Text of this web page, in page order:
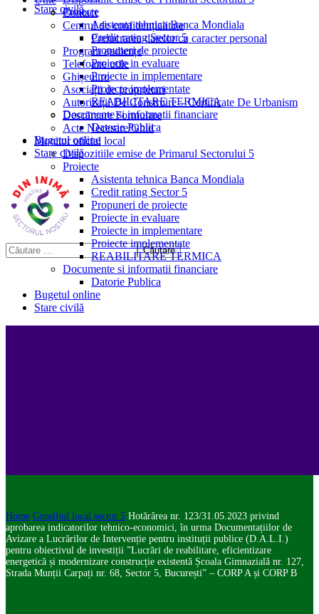
Stare civilă
Proiecte
Asistenta tehnica Banca Mondiala
Credit rating Sector 5
Propuneri de proiecte
Proiecte in evaluare
Proiecte in implementare
Proiecte implementate
REABILITARE TERMICA
Documente si informatii financiare
Datorie Publica
Bugetul online
Stare civilă
Contact
Centrul de confidențialitate
Prelucrarea datelor cu caracter personal
Program audiențe
Telefoane utile
Ghișeul.ro
Asociații de proprietari
Autorizații De Construire – Certificate De Urbanism
Descărcare Formulare
Acte Necesare/Ghid
Monitor oficial local
Dispozitiile emise de Primarul Sectorului 5
Proiecte
Asistenta tehnica Banca Mondiala
Credit rating Sector 5
Propuneri de proiecte
Proiecte in evaluare
Proiecte in implementare
Proiecte implementate
REABILITARE TERMICA
Documente si informatii financiare
Datorie Publica
Bugetul online
Stare civilă
Home Consiliul local sector 5 Hotărârea nr. 123/31.05.2023 privind
aprobarea indicatorilor tehnico-economici, în urma Documentațiilor de
Avizare a Lucrărilor de Intervenție pentru instituții publice (D.A.L.I.)
pentru obiectivul de investiții ”Lucrări de reabilitare, eficientizare
energetică și modernizare construcție existentă Școala Gimnazială nr. 127,
Strada Munții Carpați nr. 68, Sector 5, București” – CORP A și CORP B